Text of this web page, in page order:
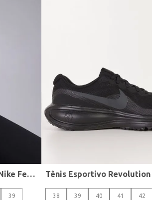
Tênis Esportivo Air Winflo Nike Feminino PRETO/BRANCO
39 38 39 40 41 42